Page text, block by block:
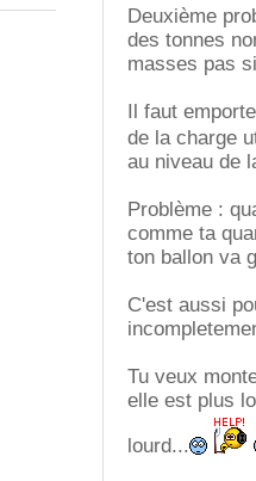
Deuxième
des tonnes
masses pas
Il faut
de la charge
au niveau de
Problème :
comme ta
ton ballon va
C'est aussi
Tu veux
elle est plus
lourd...